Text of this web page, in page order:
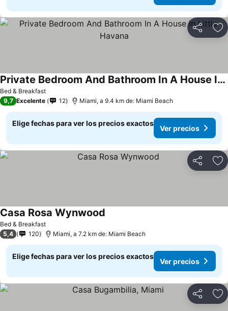
Compartir
Bed & Breakfast
Private Bedroom And Bathroom In A House In Little Havana
9,7 Excelente 12 Miami, a 9.4 km de: Miami Beach
Elige fechas para ver los precios exactos
Ver precios
Compartir
Bed & Breakfast
Casa Rosa Wynwood
5,4 120 Miami, a 7.2 km de: Miami Beach
Elige fechas para ver los precios exactos
Ver precios
Compartir